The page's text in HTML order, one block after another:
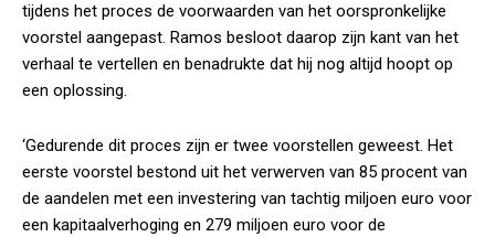
tijdens het proces de voorwaarden van het oorspronkelijke
voorstel aangepast. Ramos besloot daarop zijn kant van het
verhaal te vertellen en benadrukte dat hij nog altijd hoopt op
een oplossing.
‘Gedurende dit proces zijn er twee voorstellen geweest. Het
eerste voorstel bestond uit het verwerven van 85 procent van
de aandelen met een investering van tachtig miljoen euro voor
een kapitaalverhoging en 279 miljoen euro voor de